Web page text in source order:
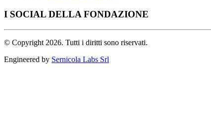
I SOCIAL DELLA FONDAZIONE
© Copyright 2026. Tutti i diritti sono riservati.
Engineered by Sernicola Labs Srl